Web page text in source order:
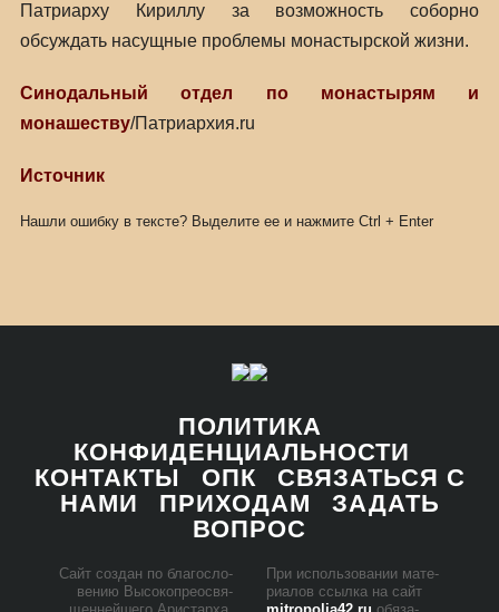
Патриарху Кириллу за возможность соборно
обсуждать насущные проблемы монастырской жизни.
Синодальный отдел по монастырям и
монашеству/Патриархия.ru
Источник
Нашли ошибку в тексте? Выделите ее и нажмите Ctrl + Enter
ПОЛИТИКА
КОНФИДЕНЦИАЛЬНОСТИ
КОНТАКТЫ
ОПК
СВЯЗАТЬСЯ С
НАМИ
ПРИХОДАМ
ЗАДАТЬ
ВОПРОС
Сайт со­здан по бла­го­сло­
ве­нию Вы­со­ко­прео­свя­
При ис­поль­зо­ва­нии ма­те­
ри­а­лов ссыл­ка на сайт